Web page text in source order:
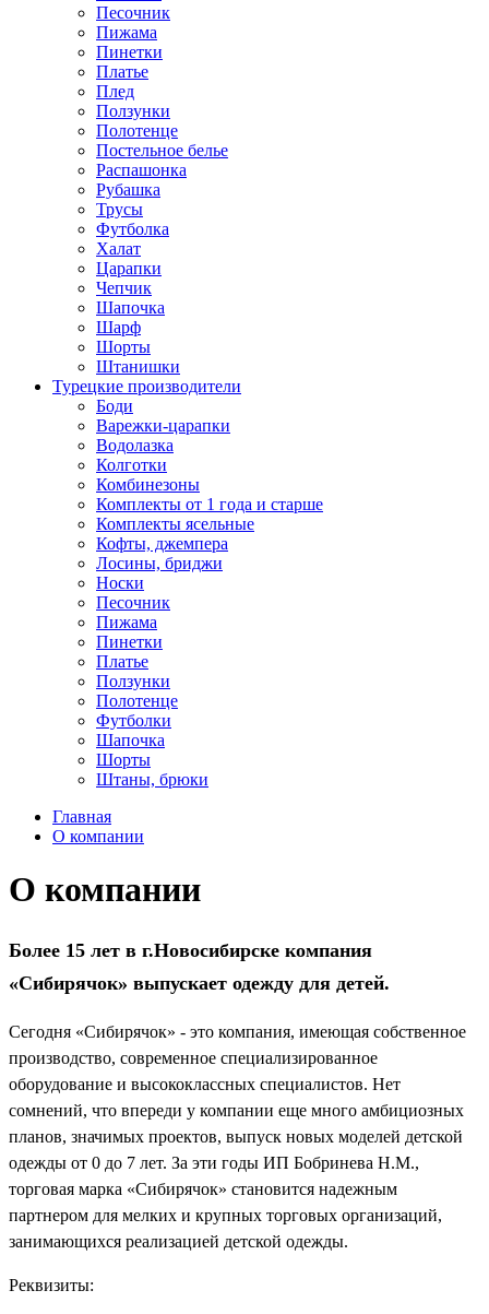
Песочник
Пижама
Пинетки
Платье
Плед
Ползунки
Полотенце
Постельное белье
Распашонка
Рубашка
Трусы
Футболка
Халат
Царапки
Чепчик
Шапочка
Шарф
Шорты
Штанишки
Турецкие производители
Боди
Варежки-царапки
Водолазка
Колготки
Комбинезоны
Комплекты от 1 года и старше
Комплекты ясельные
Кофты, джемпера
Лосины, бриджи
Носки
Песочник
Пижама
Пинетки
Платье
Ползунки
Полотенце
Футболки
Шапочка
Шорты
Штаны, брюки
Главная
О компании
О компании
Более 15 лет в г.Новосибирске компания
«Сибирячок» выпускает одежду для детей.
Сегодня «Сибирячок» - это компания, имеющая собственное
производство, современное специализированное
оборудование и высококлассных специалистов. Нет
сомнений, что впереди у компании еще много амбициозных
планов, значимых проектов, выпуск новых моделей детской
одежды от 0 до 7 лет. За эти годы ИП Бобринева Н.М.,
торговая марка «Сибирячок» становится надежным
партнером для мелких и крупных торговых организаций,
занимающихся реализацией детской одежды.
Реквизиты: